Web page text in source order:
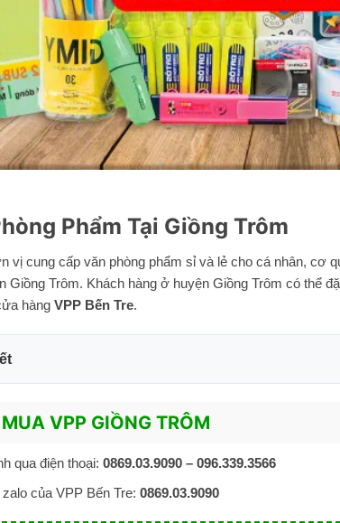
Phẩm Tại Giồng Trôm
vị cung cấp văn phòng phẩm sỉ và lẻ cho cá nhân, cơ
Giồng Trôm. Khách hàng ở huyện Giồng Trôm có thể
hàng VPP Bến Tre.
VPP GIỒNG TRÔM
qua điện thoại: 0869.03.9090 – 096.339.3566
của VPP Bến Tre: 0869.03.9090